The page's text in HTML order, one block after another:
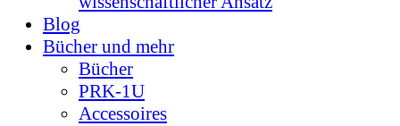
Blog
Bücher und mehr
Bücher
PRK-1U
Accessoires